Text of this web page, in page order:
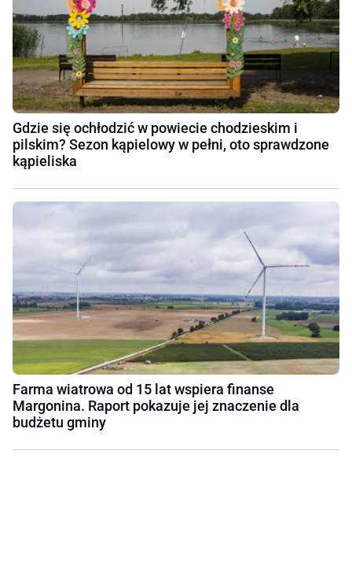
Gdzie się ochłodzić w powiecie chodzieskim i
pilskim? Sezon kąpielowy w pełni, oto sprawdzone
kąpieliska
Farma wiatrowa od 15 lat wspiera finanse
Margonina. Raport pokazuje jej znaczenie dla
budżetu gminy